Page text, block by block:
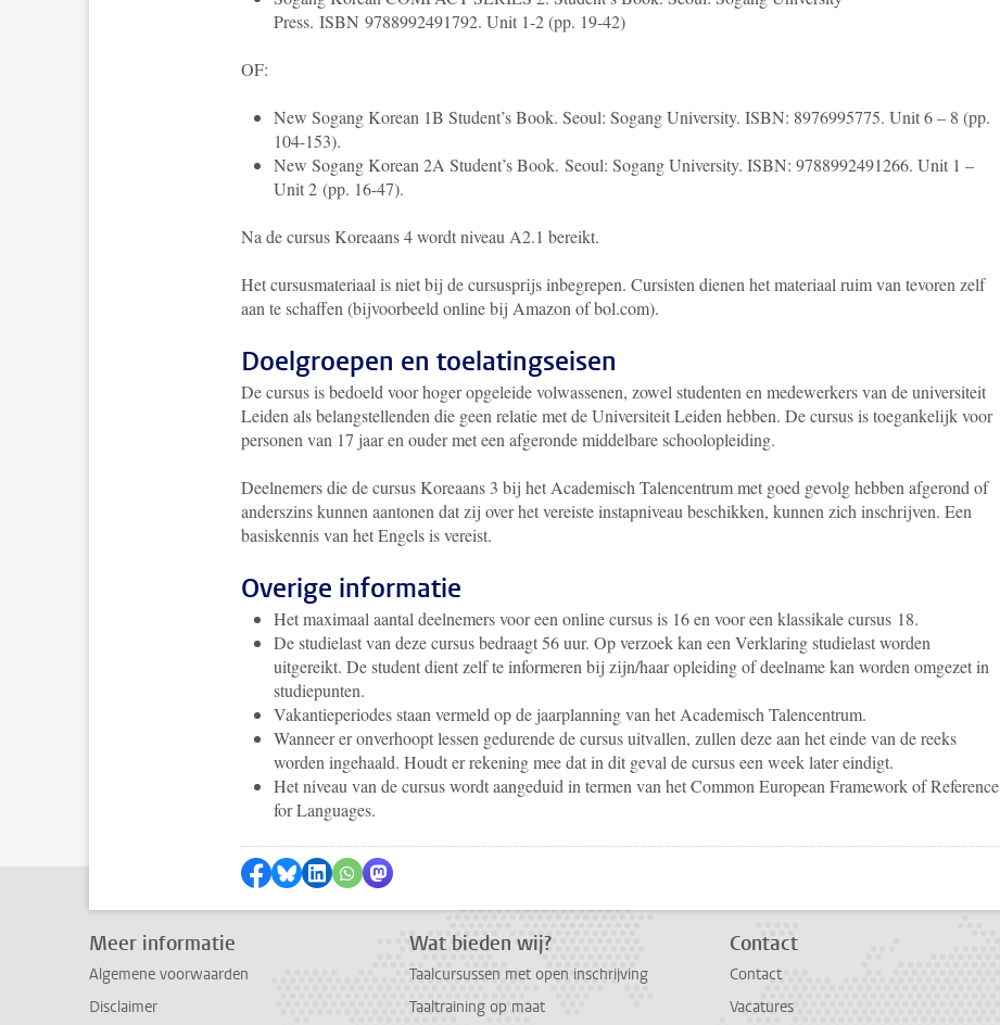
Press. ISBN 9788992491792. Unit 1-2(pp. 19-42)
OF:
New Sogang Korean 1B Student’s Book. Seoul: Sogang University. ISBN: 8976995775. Unit 6 – 8 (pp.
104-153).
New Sogang Korean 2A Student’s Book. Seoul: Sogang University. ISBN: 9788992491266. Unit 1 –
Unit 2 (pp. 16-47).
Na de cursus Koreaans 4 wordt niveau A2.1 bereikt.
Het cursusmateriaal is niet bij de cursusprijs inbegrepen. Cursisten dienen het materiaal ruim van tevoren zelf
aan te schaffen (bijvoorbeeld online bij Amazon of bol.com).
Doelgroepen en toelatingseisen
De cursus is bedoeld voor hoger opgeleide volwassenen, zowel studenten en medewerkers van de universiteit
Leiden als belangstellenden die geen relatie met de Universiteit Leiden hebben. De cursus is toegankelijk voor
personen van 17 jaar en ouder met een afgeronde middelbare schoolopleiding.
Deelnemers die de cursus Koreaans 3 bij het Academisch Talencentrum met goed gevolg hebben afgerond of
anderszins kunnen aantonen dat zij over het vereiste instapniveau beschikken, kunnen zich inschrijven. Een
basiskennis van het Engels is vereist.
Overige informatie
Het maximaal aantal deelnemers voor een online cursus is 16 en voor een klassikale cursus 18.
De studielast van deze cursus bedraagt 56 uur. Op verzoek kan een Verklaring studielast worden
uitgereikt. De student dient zelf te informeren bij zijn/haar opleiding of deelname kan worden omgezet in
studiepunten.
Vakantieperiodes staan vermeld op de jaarplanning van het Academisch Talencentrum.
Wanneer er onverhoopt lessen gedurende de cursus uitvallen, zullen deze aan het einde van de reeks
worden ingehaald. Houdt er rekening mee dat in dit geval de cursus een week later eindigt.
Het niveau van de cursus wordt aangeduid in termen van het Common European Framework of Reference
for Languages.
Delen op Facebook
Delen via Bluesky
Delen op LinkedIn
Delen via WhatsApp
Delen via Mastodon
Meer informatie
Algemene voorwaarden
Disclaimer
Wat bieden wij?
Taalcursussen met open inschrijving
Taaltraining op maat
Contact
Contact
Vacatures